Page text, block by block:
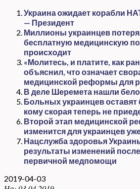
Украина ожидает корабли
— Президент
Миллионы украинцев
бесплатную медицинскую
происходит
«Молитесь, и платите, как
объяснил, что означает
медицинской реформы для
В деле Шеремета нашли
Больных украинцев
кому скорая теперь не
Второй этап медицинской
изменится для украинцев
Нацслужба здоровья
результаты изменений
первичной медпомощи
2019-04-03